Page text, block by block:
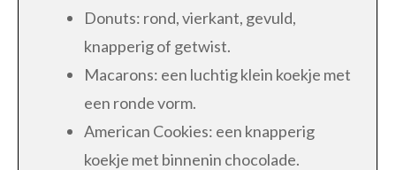
Donuts: rond, vierkant, gevuld,
knapperig of getwist.
Macarons: een luchtig klein koekje met
een ronde vorm.
American Cookies: een knapperig
koekje met binnenin chocolade.